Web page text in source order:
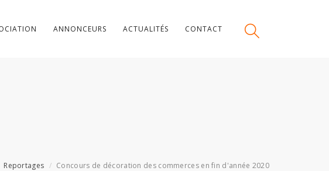
ANNONCEURS ACTUALITÉS CONTACT
Reportages Concours de décoration des commerces en fin d'année 2020